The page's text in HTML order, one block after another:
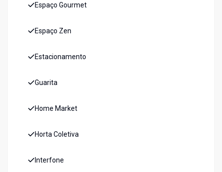
Espaço Gourmet
Espaço Zen
Estacionamento
Guarita
Home Market
Horta Coletiva
Interfone